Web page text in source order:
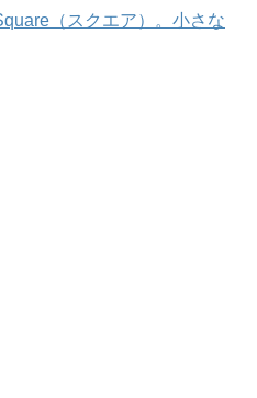
（スクエア）。小さな